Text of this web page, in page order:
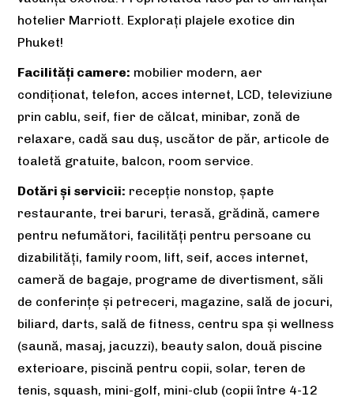
hotelier Marriott. Explorați plajele exotice din
Phuket!
Facilități camere: mobilier modern, aer
condiționat, telefon, acces internet, LCD, televiziune
prin cablu, seif, fier de călcat, minibar, zonă de
relaxare, cadă sau duș, uscător de păr, articole de
toaletă gratuite, balcon, room service.
Dotări și servicii: recepție nonstop, șapte
restaurante, trei baruri, terasă, grădină, camere
pentru nefumători, facilităţi pentru persoane cu
dizabilități, family room, lift, seif, acces internet,
cameră de bagaje, programe de divertisment, săli
de conferințe și petreceri, magazine, sală de jocuri,
biliard, darts, sală de fitness, centru spa și wellness
(saună, masaj, jacuzzi), beauty salon, două piscine
exterioare, piscină pentru copii, solar, teren de
tenis, squash, mini-golf, mini-club (copii între 4-12